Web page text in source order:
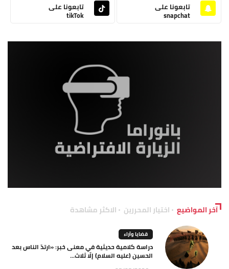
تابعونا على
snapchat
تابعونا على
tikTok
آخر المواضيع اختيار المحررين الاكثر مشاهدة
قضايا وآراء
دراسة كلامية حديثية في معنى خبر: «ارتدّ الناس بعد
الحسين (عليه السلام) إلّا ثلاث...